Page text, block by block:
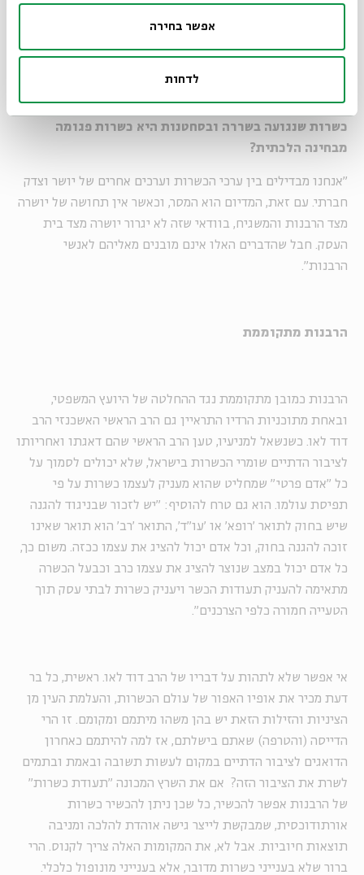
אפשר בחירה
לדחות
האם לדעתך הליך ההשגחה משפיע על הכשרות עצמה? האם
כשרות שנגועה בשררה ובסחטנות היא כשרות פגומה
מבחינה הלכתית?
"אנחנו מבדילים בין ערכי הכשרות וערכים אחרים של יושר וצדק
חברתי. עם זאת, המדיום הוא המסר, וכאשר אין תחושה של יושרה
מצד הרבנות והמשגיח, בוודאי שזה לא יגרור יושרה מצד בית
העסק. חבל שהדברים האלו אינם מובנים מאליהם לאנשי
הרבנות".
הרבנות מתקוממת
הרבנות כמובן מתקוממת נגד ההחלטה של היועץ המשפטי,
ובאחת מתוכניות הרדיו התראיין גם הרב הראשי האשכנזי הרב
דוד לאו. כשנשאל למניעיו, טען הרב הראשי שהם דאגתו ואחריותו
לציבור הדתיים שומרי הכשרות בישראל, שלא יכולים לסמוך על
כל "אדם פרטי" שמחליט שהוא מעניק לעצמו כשרות על פי
תפיסת עולמו. הוא גם טרח להוסיף: "יש לזכור שבניגוד להגנה
שיש בחוק לתואר 'רופא' או 'עו"ד', התואר 'רב' הוא תואר שאינו
זוכה להגנה בחוק, וכל אדם יכול להציג את עצמו ככזה. משום כך,
כל אדם יכול במצב שנוצר להציג את עצמו כרב וכבעל הכשרה
מתאימה להעניק תעודות הכשר ויעניק כשרות לבתי עסק תוך
הטעייה חמורה כלפי הצרכנים".
אי אפשר שלא לתהות על דבריו של הרב דוד לאו. ראשית, כל בר
דעת מכיר את אופיו האפור של עולם הכשרות, והעלמת העין מן
הציניות והזילות הזאת יש בהן משהו מיתמם ומקומם. זו הרי
הדייסה (והטרפה) שאתם בישלתם, אז למה להיתמם כאחרון
הדואגים לציבור הדתיים במקום לעשות תשובה ובאמת ובתמים
לשרת את הציבור הזה? אם את השרץ המכונה "תעודת כשרות"
של הרבנות אפשר להכשיר, כל שכן ניתן להכשיר כשרות
אורתודוכסית, שמבקשת לייצר גישה אוהדת להלכה ומניבה
תוצאות חיוביות. אבל לא, את המקומות האלה צריך לקנוס. הרי
ברור שלא בענייני כשרות מדובר, אלא בענייני מונופול כלכלי.